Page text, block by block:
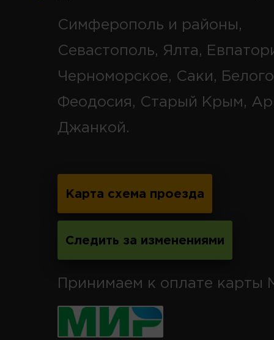
Симферополь и районы,
Севастополь, Ялта,
Черноморское, Саки,
Феодосия, Старый Крым,
Джанкой.
Карта схема проезда
Следить за изменениями
Принимаем к оплате карты